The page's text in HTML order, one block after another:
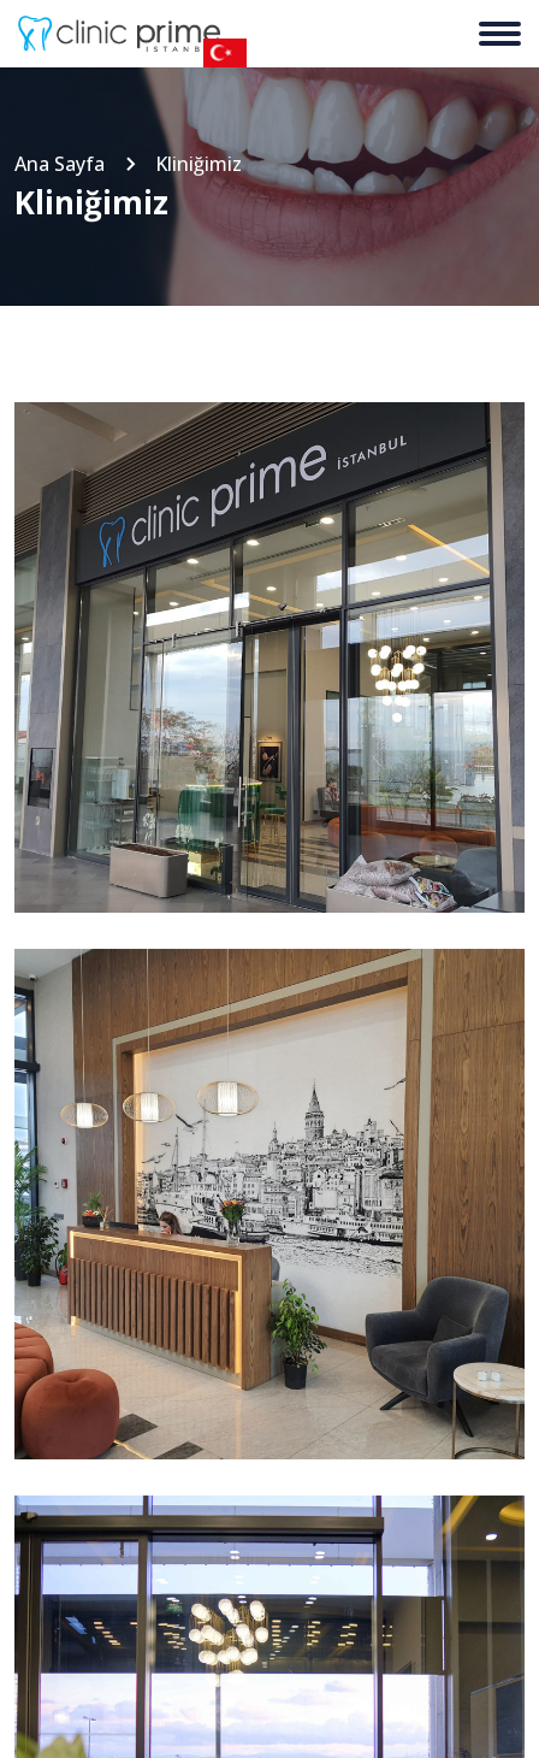
Ana Sayfa Kliniğimiz
Kliniğimiz